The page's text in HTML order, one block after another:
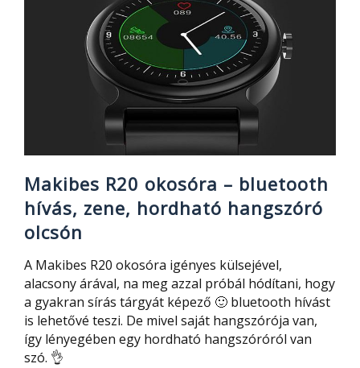
gimbal
kamerához
Makibes R20 okosóra – bluetooth
hívás, zene, hordható hangszóró
olcsón
A Makibes R20 okosóra igényes külsejével,
alacsony árával, na meg azzal próbál hódítani, hogy
a gyakran sírás tárgyát képező 🙂 bluetooth hívást
is lehetővé teszi. De mivel saját hangszórója van,
így lényegében egy hordható hangszóróról van
szó. 👌